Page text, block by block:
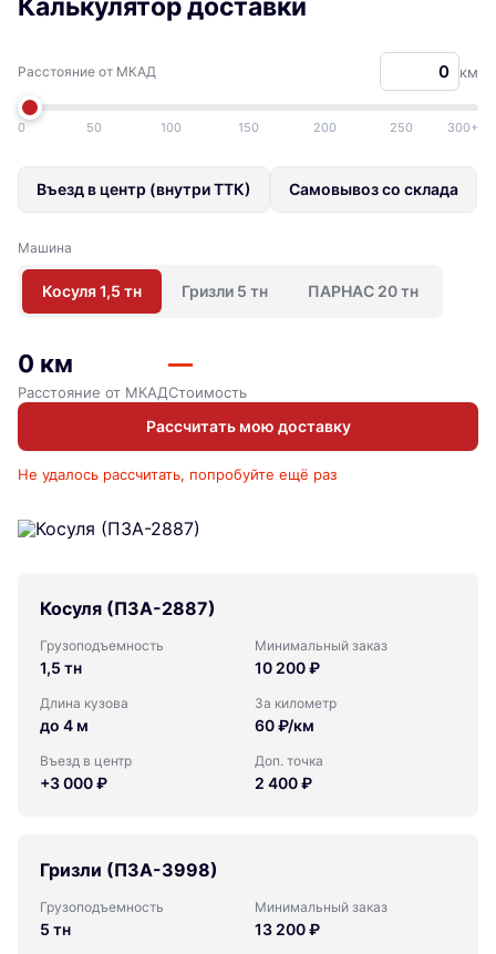
Калькулятор доставки
Расстояние от МКАД км
0 50 100 150 200 250 300+
Въезд в центр (внутри ТТК) Самовывоз со склада
Машина
Косуля 1,5 тн Гризли 5 тн ПАРНАС 20 тн
0 км
Расстояние от МКАД
—
Стоимость
Рассчитать мою доставку
Не удалось рассчитать, попробуйте ещё раз
Косуля (ПЗА-2887)
Грузоподъемность
1,5 тн
Минимальный заказ
10 200 ₽
Длина кузова
до 4 м
За километр
60 ₽/км
Въезд в центр
+3 000 ₽
Доп. точка
2 400 ₽
Гризли (ПЗА-3998)
Грузоподъемность
5 тн
Минимальный заказ
13 200 ₽